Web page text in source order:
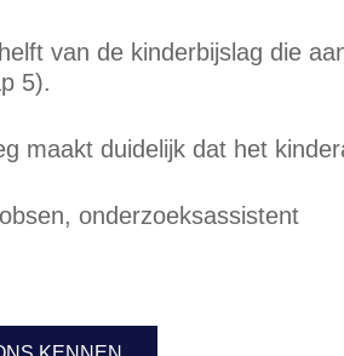
van de kinderbijslag die
5).
maakt duidelijk dat het
onderzoeksassistent